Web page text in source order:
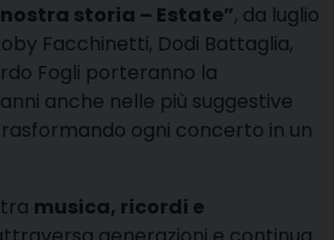
nostra storia – Estate”, da luglio
Facchinetti, Dodi Battaglia,
Fogli porteranno la
anche nelle più suggestive
ogni concerto in un
musica, ricordi e